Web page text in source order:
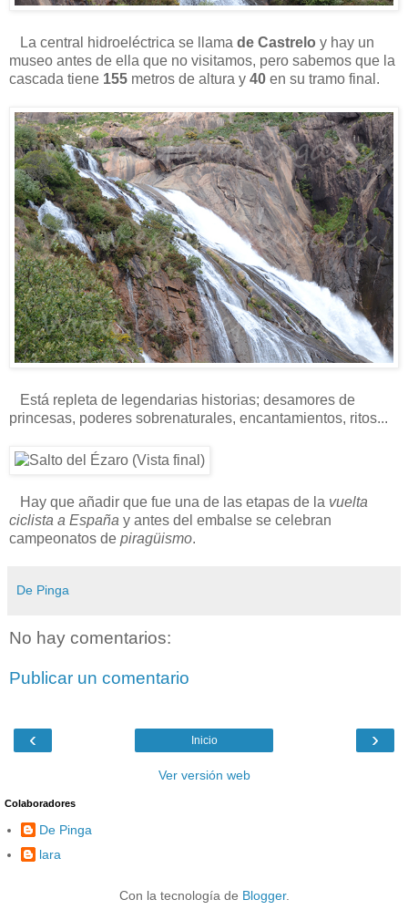
La central hidroeléctrica se llama de Castrelo y hay un
museo antes de ella que no visitamos, pero sabemos que la
cascada tiene 155 metros de altura y 40 en su tramo final.
Está repleta de legendarias historias; desamores de
princesas, poderes sobrenaturales, encantamientos, ritos...
Hay que añadir que fue una de las etapas de la vuelta
ciclista a España y antes del embalse se celebran
campeonatos de piragüismo.
De Pinga
No hay comentarios:
Publicar un comentario
‹ ›
Inicio
Ver versión web
Colaboradores
De Pinga
lara
Con la tecnología de Blogger.